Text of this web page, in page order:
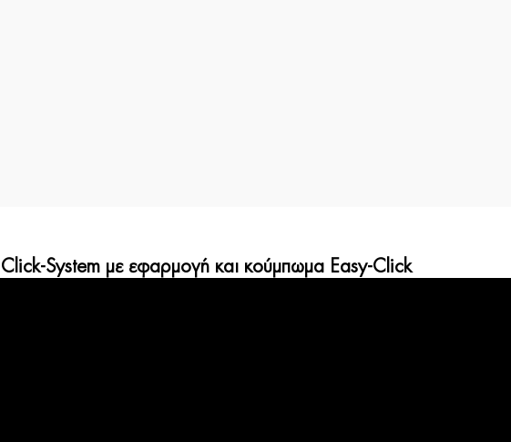
Click-System με εφαρμογή και κούμπωμα Easy-Click